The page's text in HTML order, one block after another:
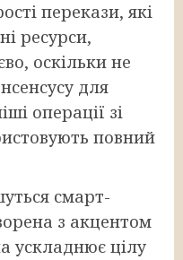
перекази, які
ресурси,
оскільки не
для
операції зі
повний
смарт-
з акцентом
ускладнює цілу